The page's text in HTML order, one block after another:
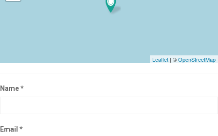
Leaflet | ©OpenStreetMap
Name *
Email *